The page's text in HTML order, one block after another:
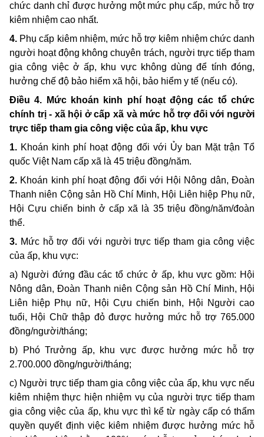
chức danh chỉ được hưởng một mức phụ cấp, mức hỗ trợ
kiêm nhiệm cao nhất.
4. Phụ cấp kiêm nhiệm, mức hỗ trợ kiêm nhiệm chức danh
người hoạt động không chuyên trách, người trực tiếp tham
gia công việc ở ấp, khu vực không dùng để tính đóng,
hưởng chế độ bảo hiểm xã hội, bảo hiểm y tế (nếu có).
Điều 4. Mức khoán kinh phí hoạt động các tổ chức
chính trị - xã hội ở cấp xã và mức hỗ trợ đối với người
trực tiếp tham gia công việc của ấp, khu vực
1. Khoán kinh phí hoạt động đối với Ủy ban Mặt trận Tổ
quốc Việt Nam cấp xã là 45 triệu đồng/năm.
2. Khoán kinh phí hoạt động đối với Hội Nông dân, Đoàn
Thanh niên Cộng sản Hồ Chí Minh, Hội Liên hiệp Phụ nữ,
Hội Cựu chiến binh ở cấp xã là 35 triệu đồng/năm/đoàn
thể.
3. Mức hỗ trợ đối với người trực tiếp tham gia công việc
của ấp, khu vực:
a) Người đứng đầu các tổ chức ở ấp, khu vực gồm: Hội
Nông dân, Đoàn Thanh niên Cộng sản Hồ Chí Minh, Hội
Liên hiệp Phụ nữ, Hội Cựu chiến binh, Hội Người cao
tuổi, Hội Chữ thập đỏ được hưởng mức hỗ trợ 765.000
đồng/người/tháng;
b) Phó Trưởng ấp, khu vực được hưởng mức hỗ trợ
2.700.000 đồng/người/tháng;
c) Người trực tiếp tham gia công việc của ấp, khu vực nếu
kiêm nhiệm thực hiện nhiệm vụ của người trực tiếp tham
gia công việc của ấp, khu vực thì kể từ ngày cấp có thẩm
quyền quyết định việc kiêm nhiệm được hưởng mức hỗ